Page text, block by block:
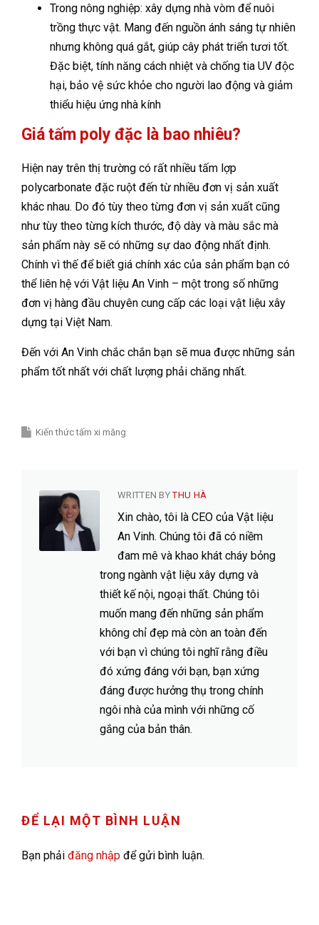
Trong nông nghiệp: xây dựng nhà vòm để nuôi
trồng thực vật. Mang đến nguồn ánh sáng tự nhiên
nhưng không quá gắt, giúp cây phát triển tươi tốt.
Đặc biệt, tính năng cách nhiệt và chống tia UV độc
hại, bảo vệ sức khỏe cho người lao động và giảm
thiểu hiệu ứng nhà kính
Giá tấm poly đặc là bao nhiêu?
Hiện nay trên thị trường có rất nhiều tấm lợp
polycarbonate đặc ruột đến từ nhiều đơn vị sản xuất
khác nhau. Do đó tùy theo từng đơn vị sản xuất cũng
như tùy theo từng kích thước, độ dày và màu sắc mà
sản phẩm này sẽ có những sự dao động nhất định.
Chính vì thế để biết giá chính xác của sản phẩm bạn có
thể liên hệ với Vật liệu An Vinh – một trong số những
đơn vị hàng đầu chuyên cung cấp các loại vật liệu xây
dựng tại Việt Nam.
Đến với An Vinh chắc chắn bạn sẽ mua được những sản
phẩm tốt nhất với chất lượng phải chăng nhất.
Kiến thức tấm xi măng
WRITTEN BYTHU HÀ
Xin chào, tôi là CEO của Vật liệu
An Vinh. Chúng tôi đã có niềm
đam mê và khao khát cháy bỏng
trong ngành vật liệu xây dựng và
thiết kế nội, ngoại thất. Chúng tôi
muốn mang đến những sản phẩm
không chỉ đẹp mà còn an toàn đến
với bạn vì chúng tôi nghĩ rằng điều
đó xứng đáng với bạn, bạn xứng
đáng được hưởng thụ trong chính
ngôi nhà của mình với những cố
gắng của bản thân.
ĐỂ LẠI MỘT BÌNH LUẬN
Bạn phải đăng nhập để gửi bình luận.